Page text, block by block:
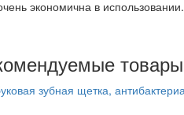
экономична в использовании.
товары